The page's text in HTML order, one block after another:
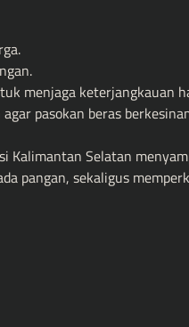
menjaga keterjangkauan
pasokan beras
Kalimantan Selatan
pangan, sekaligus